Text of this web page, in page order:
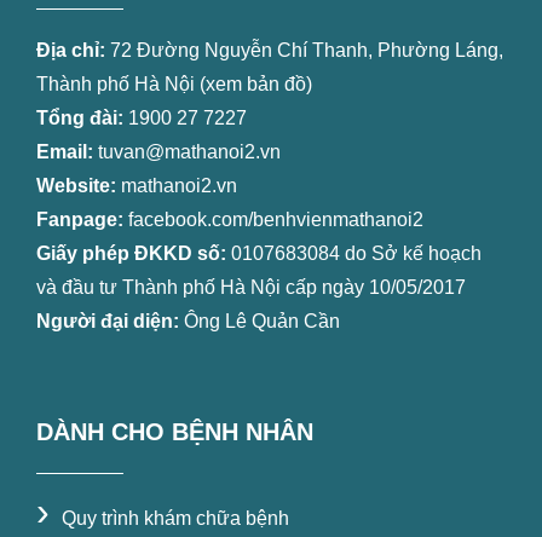
Địa chỉ: 72 Đường Nguyễn Chí Thanh, Phường Láng,
Thành phố Hà Nội (xem bản đồ)
Tổng đài: 1900 27 7227
Email: tuvan@mathanoi2.vn
Website: mathanoi2.vn
Fanpage: facebook.com/benhvienmathanoi2
Giấy phép ĐKKD số: 0107683084 do Sở kế hoạch
và đầu tư Thành phố Hà Nội cấp ngày 10/05/2017
Người đại diện: Ông Lê Quản Cần
DÀNH CHO BỆNH NHÂN
› Quy trình khám chữa bệnh